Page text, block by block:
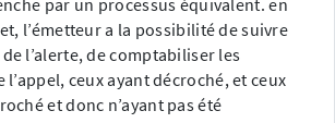
par un processus équivalent. en
l’émetteur a la possibilité de suivre
l’alerte, de comptabiliser les
ceux ayant décroché, et ceux
et donc n’ayant pas été